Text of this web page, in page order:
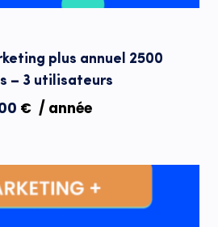
plus annuel 2500
– 3 utilisateurs
€ / année